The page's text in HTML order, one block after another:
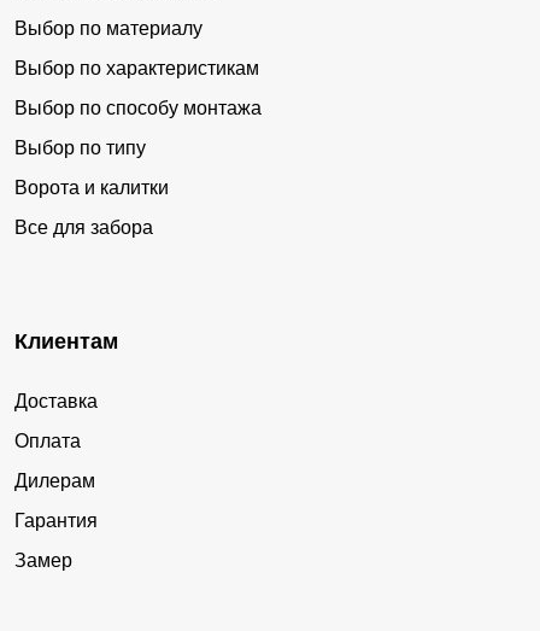
Выбор по материалу
Выбор по характеристикам
Выбор по способу монтажа
Выбор по типу
Ворота и калитки
Все для забора
Клиентам
Доставка
Оплата
Дилерам
Гарантия
Замер